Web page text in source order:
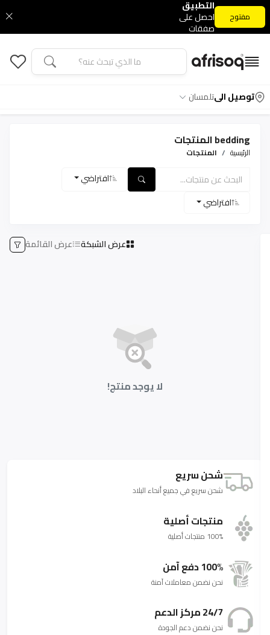
التطبيق
احصل على
صفقات
الحصرية
مفتوح
توصيل الىتلمسان
bedding المنتجات
الرئيسية المنتجات
افتراضي
افتراضي
عرض الشبكة عرض القائمة
لا يوجد منتج!
شحن سريع
شحن سريع في جميع أنحاء البلاد
منتجات أصلية
100% منتجات أصلية
100% دفع آمن
نحن نضمن معاملات آمنة
24/7 مركز الدعم
نحن نضمن دعم الجودة